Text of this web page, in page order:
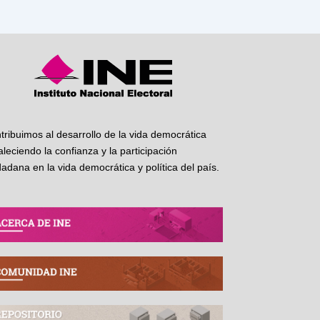
al desarrollo de la vida democrática
la confianza y la participación
en la vida democrática y política del país.